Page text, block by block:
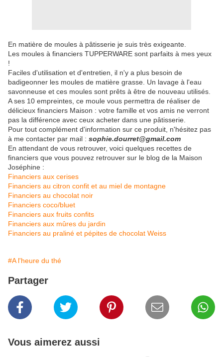
En matière de moules à pâtisserie je suis très exigeante.
Les moules à financiers TUPPERWARE sont parfaits à mes yeux
!
Faciles d'utilisation et d'entretien, il n'y a plus besoin de
badigeonner les moules de matière grasse. Un lavage à l'eau
savonneuse et ces moules sont prêts à être de nouveau utilisés.
A ses 10 empreintes, ce moule vous permettra de réaliser de
délicieux financiers Maison : votre famille et vos amis ne verront
pas la différence avec ceux acheter dans une pâtisserie.
Pour tout complément d'information sur ce produit, n'hésitez pas
à me contacter par mail : sophie.dourret@gmail.com
En attendant de vous retrouver, voici quelques recettes de
financiers que vous pouvez retrouver sur le blog de la Maison
Joséphine :
Financiers aux cerises
Financiers au citron confit et au miel de montagne
Financiers au chocolat noir
Financiers coco/bluet
Financiers aux fruits confits
Financiers aux mûres du jardin
Financiers au praliné et pépites de chocolat Weiss
#A l'heure du thé
Partager
Vous aimerez aussi